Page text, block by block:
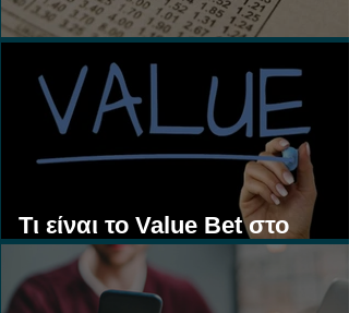
Τι είναι το Value Bet στο
Στοίχημα;